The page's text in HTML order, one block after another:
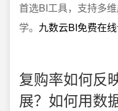
首选BI工具，支持多
学。 九数云BI免费在
复购率如何反
展？如何用数